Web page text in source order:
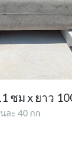
ซม x ยาว
ละ 40 กก